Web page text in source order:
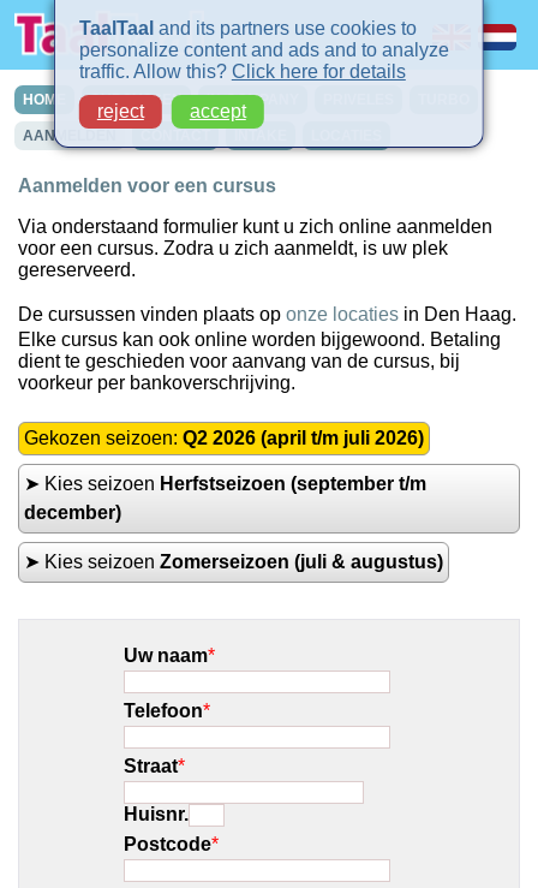
HOME CURSUSSEN IN-COMPANY
AANMELDEN
Aanmelden voor een cursus
Via onderstaand formulier kunt u zich online aanmelden
voor een cursus. Zodra u zich aanmeldt, is uw plek
gereserveerd.
De cursussen vinden plaats op onze locaties in Den Haag.
Elke cursus kan ook online worden bijgewoond. Betaling
dient te geschieden voor aanvang van de cursus, bij
voorkeur per bankoverschrijving.
Gekozen seizoen: Q2 2026 (april t/m juli 2026)
➤ Kies seizoen Herfstseizoen (september t/m
december)
➤ Kies seizoen Zomerseizoen (juli & augustus)
Uw naam*
Telefoon*
Straat*
Huisnr.
Postcode*
TaalTaal and its partners use cookies to
personalize content and ads and to analyze
traffic. Allow this? Click here for details
reject
accept